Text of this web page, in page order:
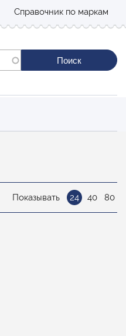
Справочник по маркам
Показывать 24 40 80